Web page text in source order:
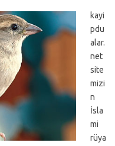
kayi
pdu
alar.
net
site
mizi
n
İsla
mi
rüya